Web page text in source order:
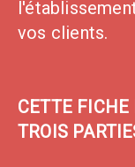
vos clients.
CETTE FICHE
TROIS